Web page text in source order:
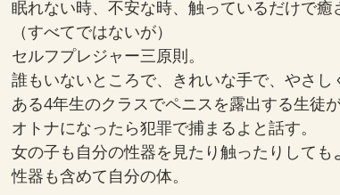
眠れない時、不安な時、触っているだけで癒
（すべてではないが）
セルフプレジャー三原則。
誰もいないところで、きれいな手で、やさし
ある4年生のクラスでペニスを露出する生徒
オトナになったら犯罪で捕まるよと話す。
女の子も自分の性器を見たり触ったりしても
性器も含めて自分の体。